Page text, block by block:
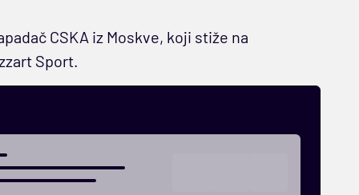
CSKA iz Moskve, koji stiže na
Sport.